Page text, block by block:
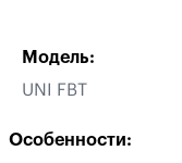
Модель:
UNI FBT
Особенности: